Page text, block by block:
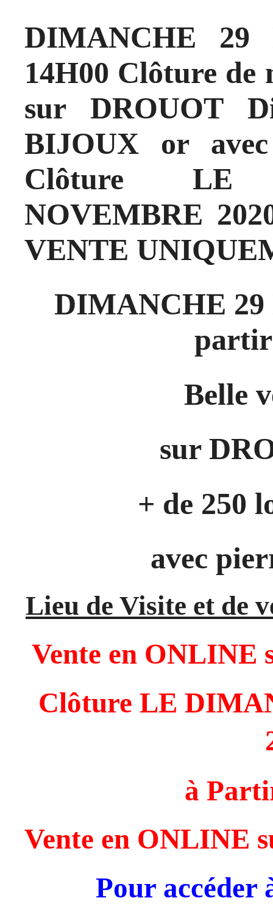
DIMANCHE 29
14H00 Clôture de
sur DROUOT
BIJOUX or
Clôture LE
NOVEMBRE
VENTE
DIMANCHE 29
partir
Belle
sur
+ de 250
avec
Lieu de Visite et de
Vente en
Clôture LE
à
Vente en ONLINE
Pour accéder